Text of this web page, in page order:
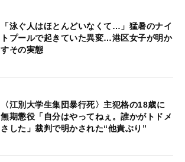
「泳ぐ人はほとんどいなくて…」猛暑のナイ
トプールで起きていた異変…港区女子が明か
すその実態
〈江別大学生集団暴行死〉主犯格の18歳に
無期懲役「自分はやってねぇ。誰かがトドメ
さした」裁判で明かされた“他責ぶり”